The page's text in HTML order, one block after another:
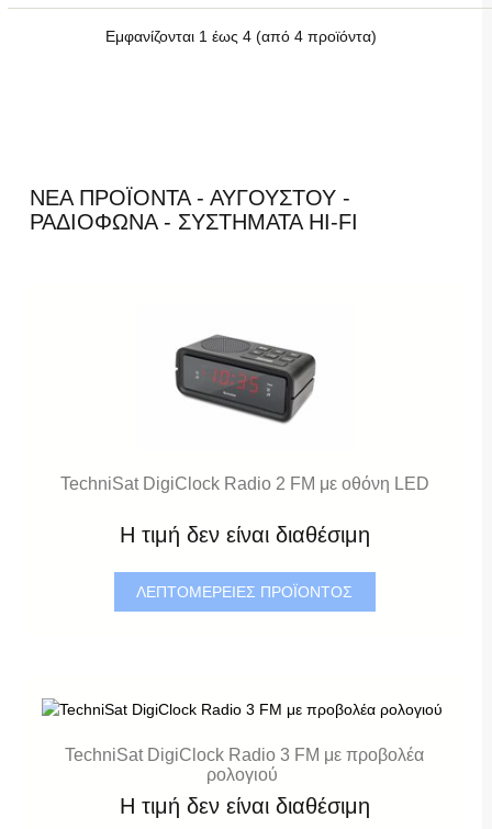
Εμφανίζονται 1 έως4 (από4 προϊόντα)
ΝΈΑ ΠΡΟΪΌΝΤΑ - ΑΥΓΟΎΣΤΟΥ -
ΡΑΔΙΌΦΩΝΑ - ΣΥΣΤΉΜΑΤΑ HI-FI
TechniSat DigiClock Radio 2 FM με οθόνη LED
Η τιμή δεν είναι διαθέσιμη
ΛΕΠΤΟΜΈΡΕΙΕΣ ΠΡΟΪΌΝΤΟΣ
TechniSat DigiClock Radio 3 FM με προβολέα
ρολογιού
Η τιμή δεν είναι διαθέσιμη